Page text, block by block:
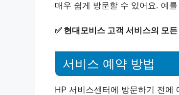
매우 쉽게 방문할 수 있어요. 예
✅ 현대모비스 고객 서비스의 모
서비스 예약 방법
HP 서비스센터에 방문하기 전에